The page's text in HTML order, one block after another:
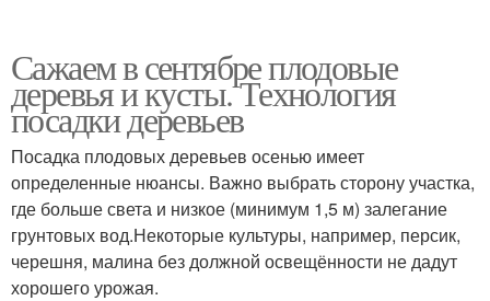
Сажаем в сентябре плодовые
деревья и кусты. Технология
посадки деревьев
Посадка плодовых деревьев осенью имеет
определенные нюансы. Важно выбрать сторону участка,
где больше света и низкое (минимум 1,5 м) залегание
грунтовых вод.Некоторые культуры, например, персик,
черешня, малина без должной освещённости не дадут
хорошего урожая.